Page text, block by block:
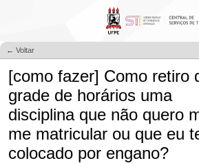
← Voltar
[como fazer] ​Como retiro
grade de horários uma
disciplina que não quero
me matricular ou que eu
colocado por engano?